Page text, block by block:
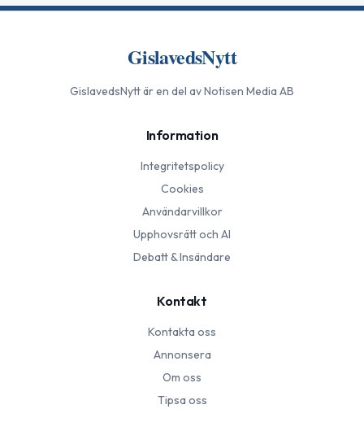
GislavedsNytt
GislavedsNyttär en del av Notisen Media AB
Information
Integritetspolicy
Cookies
Användarvillkor
Upphovsrätt och AI
Debatt & Insändare
Kontakt
Kontakta oss
Annonsera
Om oss
Tipsa oss